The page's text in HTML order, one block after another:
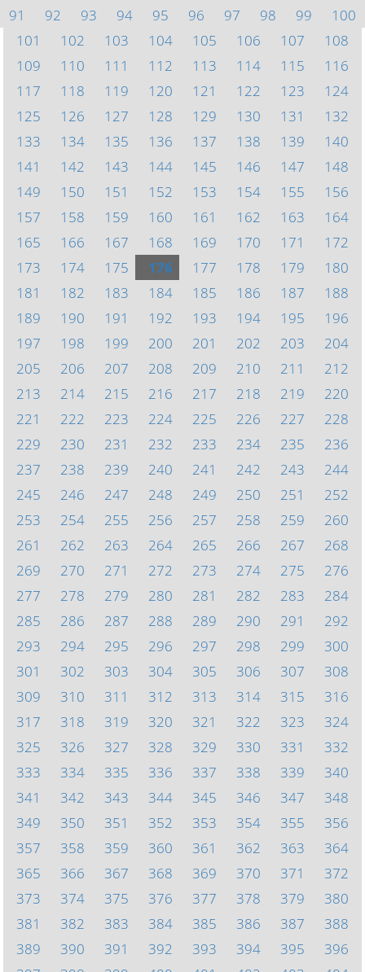
91
92 93 94 95 96 97 98 99
100
101
102 103 104 105 106 107
108
109
110 111 112 113 114 115
116
117
118 119 120 121 122 123
124
125
126 127 128 129 130 131
132
133
134 135 136 137 138 139
140
141
142 143 144 145 146 147
148
149
150 151 152 153 154 155
156
157
158 159 160 161 162 163
164
165
166 167 168 169 170 171
172
173
174 175 176 177 178 179
180
181
182 183 184 185 186 187
188
189
190 191 192 193 194 195
196
197
198 199 200 201 202 203
204
205
206 207 208 209 210 211
212
213
214 215 216 217 218 219
220
221
222 223 224 225 226 227
228
229
230 231 232 233 234 235
236
237
238 239 240 241 242 243
244
245
246 247 248 249 250 251
252
253
254 255 256 257 258 259
260
261
262 263 264 265 266 267
268
269
270 271 272 273 274 275
276
277
278 279 280 281 282 283
284
285
286 287 288 289 290 291
292
293
294 295 296 297 298 299
300
301
302 303 304 305 306 307
308
309
310 311 312 313 314 315
316
317
318 319 320 321 322 323
324
325
326 327 328 329 330 331
332
333
334 335 336 337 338 339
340
341
342 343 344 345 346 347
348
349
350 351 352 353 354 355
356
357
358 359 360 361 362 363
364
365
366 367 368 369 370 371
372
373
374 375 376 377 378 379
380
381
382 383 384 385 386 387
388
389
390 391 392 393 394 395
396